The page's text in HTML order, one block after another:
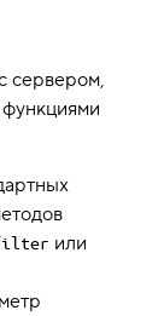
сервером,
или